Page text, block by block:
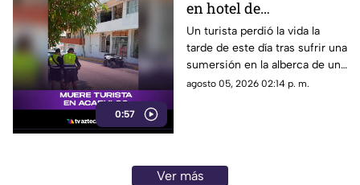
0:57
en hotel de
fraccionamiento Las
Playas en Acapulco
Un turista perdió la vida la
tarde de este día tras sufrir una
sumersión en la alberca de un
hospedaje ubicado sobre la
agosto 05, 2026 02:14 p. m.
Ver más